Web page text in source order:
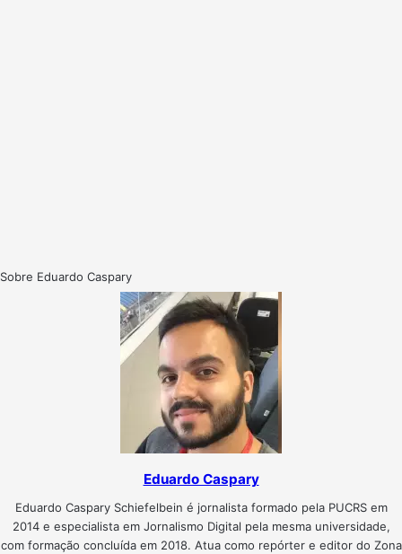
Sobre Eduardo Caspary
Eduardo Caspary
Eduardo Caspary Schiefelbein é jornalista formado pela PUCRS em
2014 e especialista em Jornalismo Digital pela mesma universidade,
com formação concluída em 2018. Atua como repórter e editor do Zona